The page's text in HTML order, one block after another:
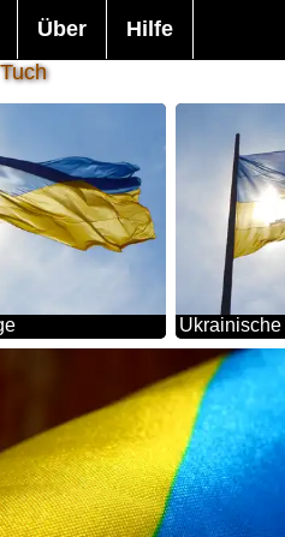
Über
Hilfe
Tuch